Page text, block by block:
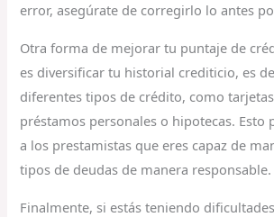
error, asegúrate de corregirlo lo antes
Otra forma de mejorar tu puntaje de
es diversificar tu historial crediticio, es
diferentes tipos de crédito, como
préstamos personales o hipotecas. Esto
a los prestamistas que eres capaz de
tipos de deudas de manera responsable.
Finalmente, si estás teniendo